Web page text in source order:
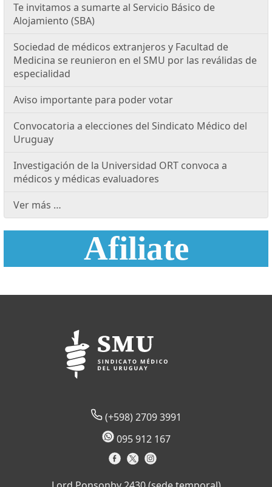
Te invitamos a sumarte al Servicio Básico de
Alojamiento (SBA)
Sociedad de médicos extranjeros y Facultad de
Medicina se reunieron en el SMU por las reválidas de
especialidad
Aviso importante para poder votar
Convocatoria a elecciones del Sindicato Médico del
Uruguay
Investigación de la Universidad ORT convoca a
médicos y médicas evaluadores
Ver más …
Afiliate
(+598) 2709 3991
095 912 167